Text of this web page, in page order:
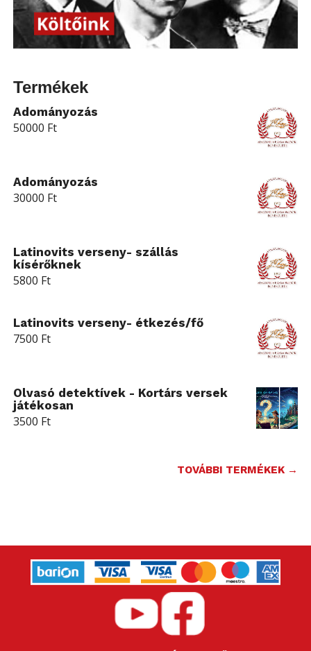
Termékek
Adományozás
50000 Ft
Adományozás
30000 Ft
Latinovits verseny- szállás
kísérőknek
5800 Ft
Latinovits verseny- étkezés/fő
7500 Ft
Olvasó detektívek - Kortárs versek
játékosan
3500 Ft
TOVÁBBI TERMÉKEK →